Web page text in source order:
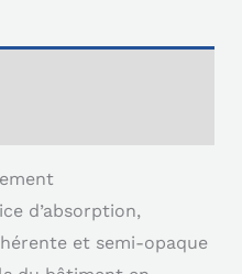
d’absorption,
et semi-opaque